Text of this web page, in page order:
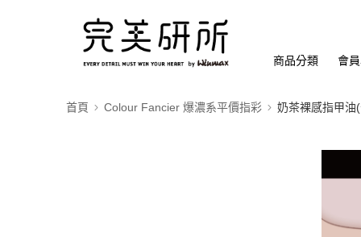
商品分類 會
首頁 Colour Fancier 爆濃系平價指彩 奶茶裸感指甲油